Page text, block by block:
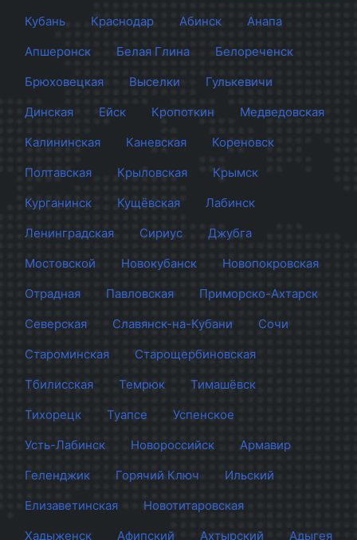
Кубань Краснодар Абинск
Анапа
Апшеронск
Белая Глина
Белореченск
Брюховецкая
Выселки
Гулькевичи
Динская
Ейск Кропоткин
Медведовская
Калининская
Каневская
Кореновск
Полтавская
Крыловская
Крымск
Курганинск
Кущёвская
Лабинск
Ленинградская
Сириус
Джубга
Мостовской
Новокубанск
Новопокровская
Отрадная
Павловская
Приморско-Ахтарск
Северская
Славянск-на-Кубани
Сочи
Староминская
Старощербиновская
Тбилисская
Темрюк
Тимашёвск
Тихорецк
Туапсе
Успенское
Усть-Лабинск
Новороссийск
Армавир
Геленджик
Горячий Ключ
Ильский
Елизаветинская
Новотитаровская
Хадыженск
Афипский Ахтырский Адыгея